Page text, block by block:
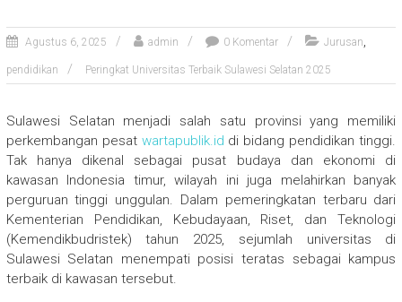
Agustus 6, 2025 admin 0 Komentar Jurusan,
pendidikan Peringkat Universitas Terbaik Sulawesi Selatan 2025
Sulawesi Selatan menjadi salah satu provinsi yang memiliki
perkembangan pesat wartapublik.id di bidang pendidikan tinggi.
Tak hanya dikenal sebagai pusat budaya dan ekonomi di
kawasan Indonesia timur, wilayah ini juga melahirkan banyak
perguruan tinggi unggulan. Dalam pemeringkatan terbaru dari
Kementerian Pendidikan, Kebudayaan, Riset, dan Teknologi
(Kemendikbudristek) tahun 2025, sejumlah universitas di
Sulawesi Selatan menempati posisi teratas sebagai kampus
terbaik di kawasan tersebut.